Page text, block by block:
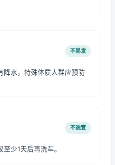
不易发
降水，特殊体质人群应预防
不适宜
少1天后再洗车。